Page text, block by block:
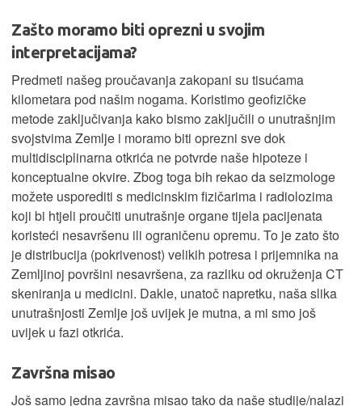
Zašto moramo biti oprezni u svojim
interpretacijama?
Predmeti našeg proučavanja zakopani su tisućama
kilometara pod našim nogama. Koristimo geofizičke
metode zaključivanja kako bismo zaključili o unutrašnjim
svojstvima Zemlje i moramo biti oprezni sve dok
multidisciplinarna otkrića ne potvrde naše hipoteze i
konceptualne okvire. Zbog toga bih rekao da seizmologe
možete usporediti s medicinskim fizičarima i radiolozima
koji bi htjeli proučiti unutrašnje organe tijela pacijenata
koristeći nesavršenu ili ograničenu opremu. To je zato što
je distribucija (pokrivenost) velikih potresa i prijemnika na
Zemljinoj površini nesavršena, za razliku od okruženja CT
skeniranja u medicini. Dakle, unatoč napretku, naša slika
unutrašnjosti Zemlje još uvijek je mutna, a mi smo još
uvijek u fazi otkrića.
Završna misao
Još samo jedna završna misao tako da naše studije/nalazi